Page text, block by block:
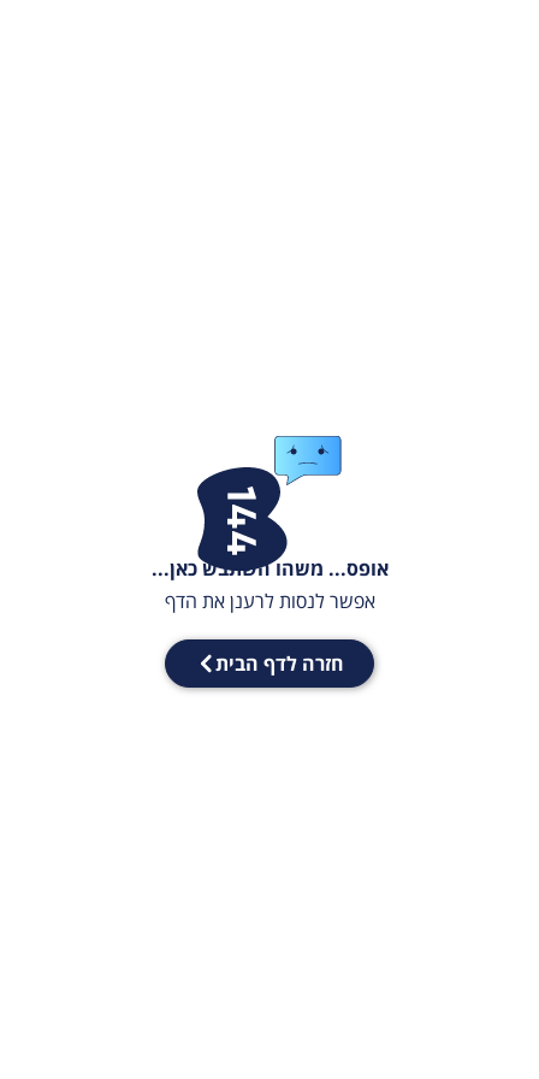
אופס... משהו השתבש כאן...
אפשר לנסות לרענן את הדף
חזרה לדף הבית